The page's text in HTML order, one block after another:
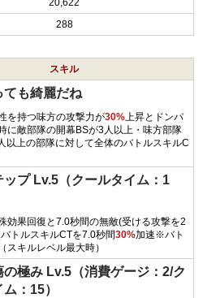
20,622
288
スキル
ても綺麗だね
を持つ味方の攻撃力が30%上昇とドンパ
に敵部隊の開幕BSが3人以上・味方部隊
以上の部隊に対して全体のバトルスキルC
ップ Lv.5（クールタイム：1
効果回復と7.0秒間の無敵(受ける攻撃を2
トルスキルCTを7.0秒間30%加速※バト
スキルレベル最大時）
の極み Lv.5（消費ゲージ：2/ク
：15）